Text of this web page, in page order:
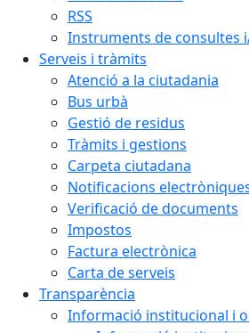
RSS
Instruments de consultes
Serveis i tràmits
Atenció a la ciutadania
Bus urbà
Gestió de residus
Tràmits i gestions
Carpeta ciutadana
Notificacions
Verificació de documents
Impostos
Factura electrònica
Carta de serveis
Transparència
Informació institucional i